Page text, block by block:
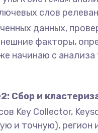
слов
данных,
факторы,
начинаю с
Сбор и
Key Collector,
и точную),